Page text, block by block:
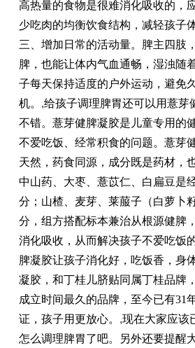
高热量的食物是很难消化吸收的，
少吃肉的均衡饮食结构，减轻孩子
三、增加日常的活动量。脾主四肢
脾，也能让体内气血通畅，湿浊随
子每天保持适度的户外运动，避免
机。 ,给孩子调理脾胃还可以用薏芽
不错。薏芽健脾凝胶是儿童专用的
不爱吃饭、经常积食的问题。薏芽
天然，药食同源，成分既是药材，
中山药、大枣、薏苡仁、白扁豆是
分；山楂、麦芽、莱菔子（白萝卜
分，组方搭配标本兼治从根源健脾
消化吸收，从而解决孩子不爱吃饭
脾凝胶让孩子消化好，吃饭香，身
凝胶，和丁桂儿脐贴同属丁桂品牌
成立时间最久的品牌，至今已有31
证，孩子用更放心。 ,现在大家应该
怎么调理脾胃了吧。另外还要提醒